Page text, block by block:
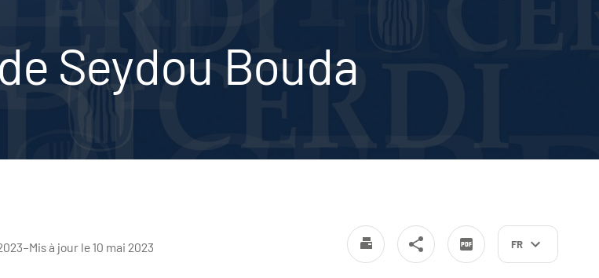
Seydou Bouda
FR
–Mis à jour le 10 mai 2023